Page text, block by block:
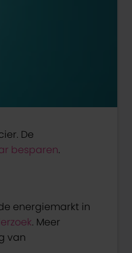
De
besparen.
energiemarkt in
. Meer
van